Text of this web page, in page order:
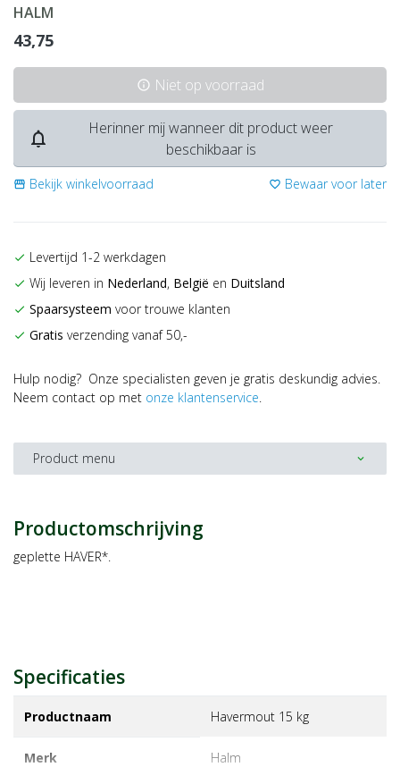
HALM
43,75
info Niet op voorraad
notifications_none
Herinner mij wanneer dit product weer
beschikbaar is
storefront Bekijk winkelvoorraad favorite_border Bewaar voor later
check Levertijd 1-2 werkdagen
check Wij leveren in Nederland, België en Duitsland
check Spaarsysteem voor trouwe klanten
check Gratis verzending vanaf 50,-
Hulp nodig? Onze specialisten geven je gratis deskundig advies.
Neem contact op met onze klantenservice.
Product menu expand_more
Productomschrijving
geplette HAVER*.
Specificaties
Productnaam Havermout 15 kg
Merk halm